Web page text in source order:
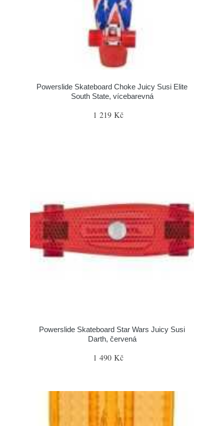
Powerslide Skateboard Choke Juicy Susi Elite
South State, vícebarevná
1 219 Kč
Powerslide Skateboard Star Wars Juicy Susi
Darth, červená
1 490 Kč